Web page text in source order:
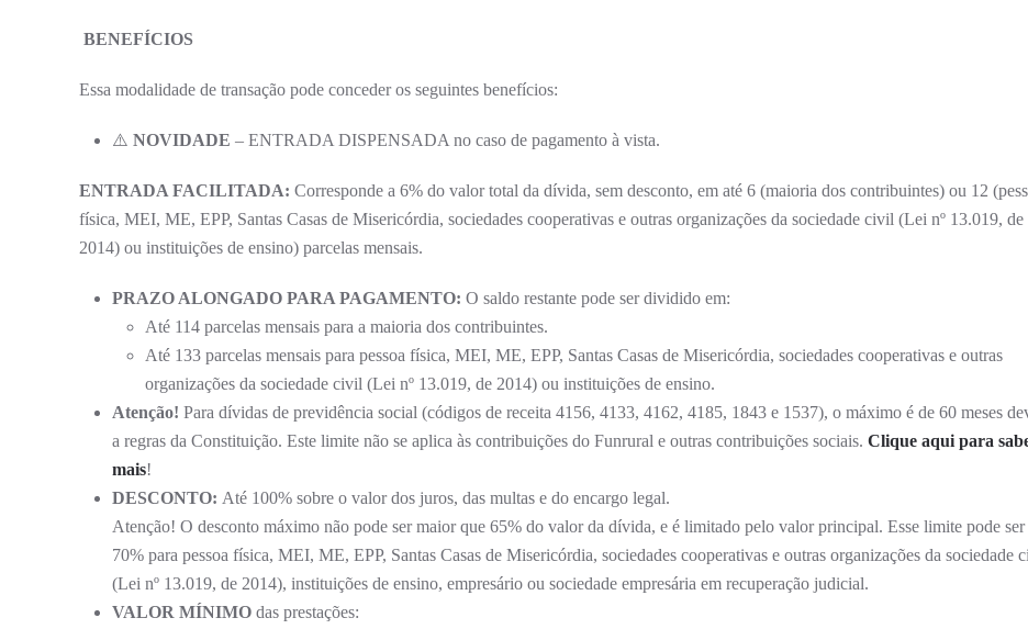
BENEFÍCIOS
Essa modalidade de transação pode conceder os seguintes benefícios:
⚠️ NOVIDADE – ENTRADA DISPENSADA no caso de pagamento à vista.
ENTRADA FACILITADA: Corresponde a 6% do valor total da dívida, sem desconto, em até 6 (maioria dos contribuintes) ou 12
física, MEI, ME, EPP, Santas Casas de Misericórdia, sociedades cooperativas e outras organizações da sociedade civil (Lei nº 13.019, de
2014) ou instituições de ensino) parcelas mensais.
PRAZO ALONGADO PARA PAGAMENTO: O saldo restante pode ser dividido em:
Até 114 parcelas mensais para a maioria dos contribuintes.
Até 133 parcelas mensais para pessoa física, MEI, ME, EPP, Santas Casas de Misericórdia, sociedades cooperativas e outras
organizações da sociedade civil (Lei nº 13.019, de 2014) ou instituições de ensino.
Atenção! Para dívidas de previdência social (códigos de receita 4156, 4133, 4162, 4185, 1843 e 1537), o máximo é de 60 meses
a regras da Constituição. Este limite não se aplica às contribuições do Funrural e outras contribuições sociais. Clique aqui para
mais!
DESCONTO: Até 100% sobre o valor dos juros, das multas e do encargo legal.
Atenção! O desconto máximo não pode ser maior que 65% do valor da dívida, e é limitado pelo valor principal. Esse limite pode ser
70% para pessoa física, MEI, ME, EPP, Santas Casas de Misericórdia, sociedades cooperativas e outras organizações da sociedade
(Lei nº 13.019, de 2014), instituições de ensino, empresário ou sociedade empresária em recuperação judicial.
VALOR MÍNIMO das prestações: